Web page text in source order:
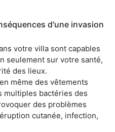
d'une invasion
votre villa sont capables
seulement sur votre santé,
des lieux.
même des vêtements
multiples bactéries des
des problèmes
cutanée, infection,